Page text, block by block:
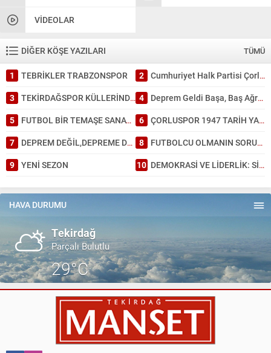
VIDEOLAR
DİĞER KÖŞE YAZILARI TÜMÜ
1 TEBRİKLER TRABZONSPOR 2 Cumhuriyet Halk Partisi Çorlu’da ayağına; İl Başkanlığında da kafasına sıktı
3 TEKİRDAĞSPOR KÜLLERİNDEN DOĞDU: TARİHİ BİR GALİBİYET! 4
Deprem Geldi Başa, Baş Ağrısı Bahane: Tekirdağ Depreme Ne Kadar Hazır?
5
FUTBOL BİR TEMAŞE SANATI GİBİDİR. 6 ÇORLUSPOR 1947 TARİH YAZDI.
7
DEPREM DEĞİL,DEPREME DAYANAKSIZ BİNA ÖLDÜRÜR. 8
FUTBOLCU OLMANIN SORUMLULUĞU.
9 YENİ SEZON 10 DEMOKRASİ VE LİDERLİK: SİYASİ PARTİLERİN DÖNÜŞÜMÜ
HAVA DURUMU
Tekirdağ
Parçalı Bulutlu
29°C